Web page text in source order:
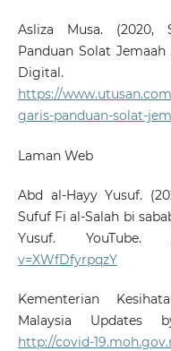
Asliza Musa. (2020,
Panduan Solat
Digital.
https://
garis-panduan-solat-
Laman Web
Abd al-Hayy Yusuf.
Sufuf Fi al-Salah bi
Yusuf. YouTube.
v=XWfDfyrpqzY
Kementerian
Malaysia Updates
http://covid-